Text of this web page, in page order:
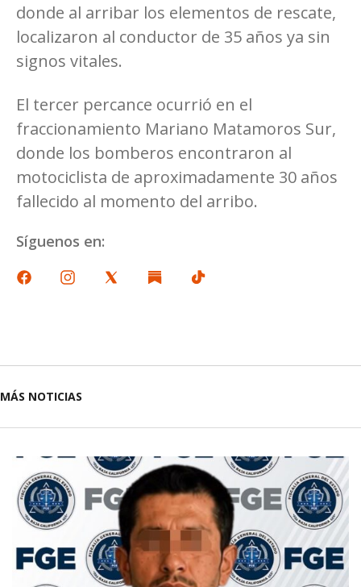
donde al arribar los elementos de rescate,
localizaron al conductor de 35 años ya sin
signos vitales.
El tercer percance ocurrió en el
fraccionamiento Mariano Matamoros Sur,
donde los bomberos encontraron al
motociclista de aproximadamente 30 años
fallecido al momento del arribo.
Síguenos en:
MÁS NOTICIAS